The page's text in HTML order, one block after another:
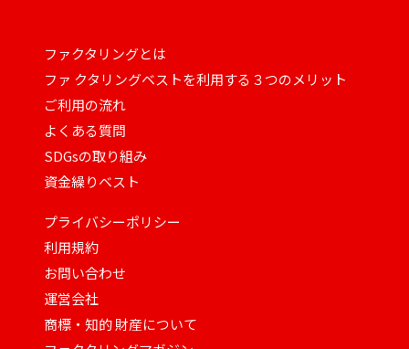
ファクタリングとは
ファ クタリングベストを利用する３つのメリット
ご利用の流れ
よくある質問
SDGsの取り組み
資金繰りベスト
プライバシーポリシー
利用規約
お問い合わせ
運営会社
商標・知的 財産について